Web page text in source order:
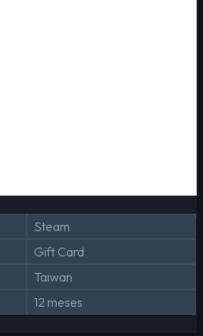
Steam
Gift Card
Taiwan
12 meses